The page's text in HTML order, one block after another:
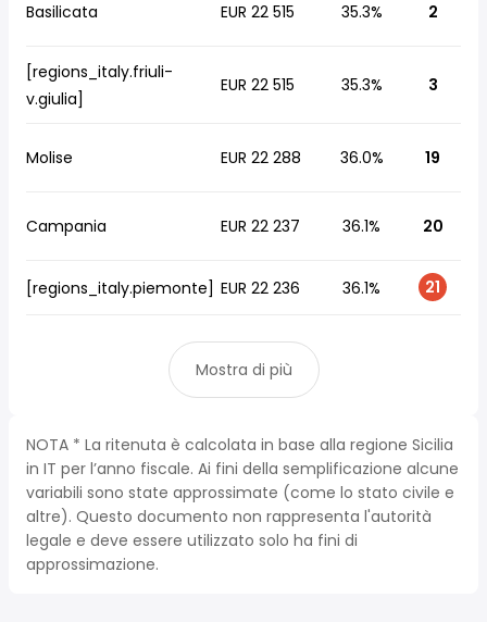
Basilicata EUR 22 515 35.3% 2
[regions_italy.friuli-
v.giulia]
EUR 22 515 35.3% 3
Molise EUR 22 288 36.0% 19
Campania EUR 22 237 36.1% 20
[regions_italy.piemonte] EUR 22 236 36.1% 21
Mostra di più
NOTA * La ritenuta è calcolata in base alla regione Sicilia
in IT per l’anno fiscale. Ai fini della semplificazione alcune
variabili sono state approssimate (come lo stato civile e
altre). Questo documento non rappresenta l'autorità
legale e deve essere utilizzato solo ha fini di
approssimazione.